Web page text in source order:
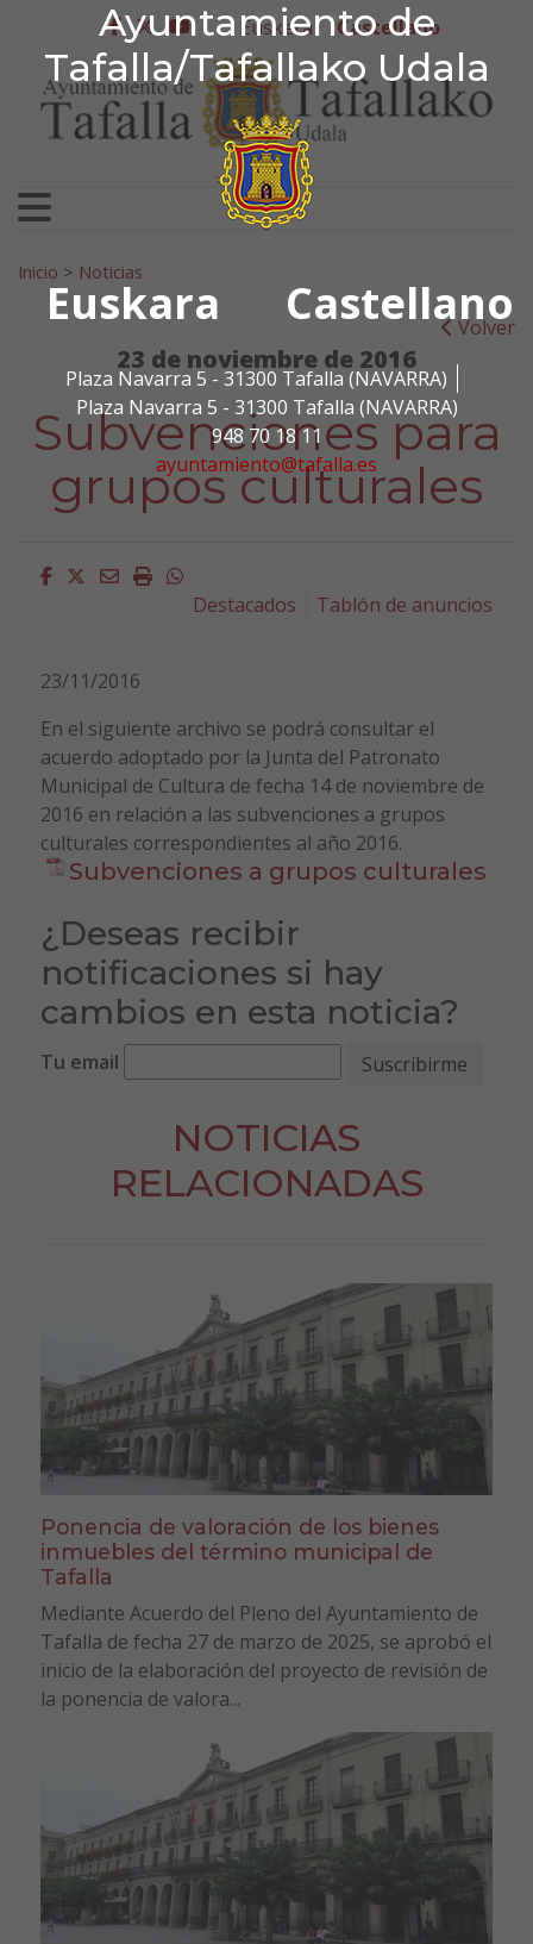
Ayuntamiento de
Tafalla/Tafallako Udala
Euskara Castellano
Plaza Navarra 5 - 31300 Tafalla (NAVARRA)
Plaza Navarra 5 - 31300 Tafalla (NAVARRA)
948 70 18 11
ayuntamiento@tafalla.es
Ir al contenido
Ayuntamiento de
facebook
twitter
youtube
Euskera Castellano
Search for:
Inicio > Noticias
Volver
23 de noviembre de 2016
Subvenciones para
grupos culturales
Facebook
Twitter
EmailImprimirWhatsapp
Destacados
Tablón de anuncios
23/11/2016
En el siguiente archivo se podrá consultar el
acuerdo adoptado por la Junta del Patronato
Municipal de Cultura de fecha 14 de noviembre de
2016 en relación a las subvenciones a grupos
culturales correspondientes al año 2016.
Subvenciones a grupos culturales
¿Deseas recibir
notificaciones si hay
cambios en esta noticia?
Tu email
NOTICIAS
RELACIONADAS
Ponencia de valoración de los bienes
inmuebles del término municipal de
Tafalla
Mediante Acuerdo del Pleno del Ayuntamiento de
Tafalla de fecha 27 de marzo de 2025, se aprobó el
inicio de la elaboración del proyecto de revisión de
la ponencia de valora...